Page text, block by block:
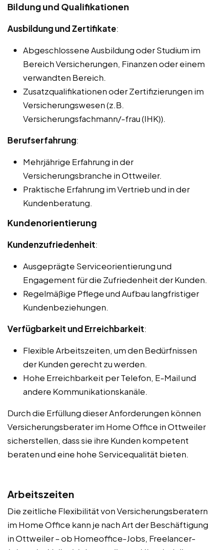
Bildung und Qualifikationen
Ausbildung und Zertifikate:
Abgeschlossene Ausbildung oder Studium im
Bereich Versicherungen, Finanzen oder einem
verwandten Bereich.
Zusatzqualifikationen oder Zertifizierungen im
Versicherungswesen (z.B.
Versicherungsfachmann/-frau (IHK)).
Berufserfahrung:
Mehrjährige Erfahrung in der
Versicherungsbranche in Ottweiler.
Praktische Erfahrung im Vertrieb und in der
Kundenberatung.
Kundenorientierung
Kundenzufriedenheit:
Ausgeprägte Serviceorientierung und
Engagement für die Zufriedenheit der Kunden.
Regelmäßige Pflege und Aufbau langfristiger
Kundenbeziehungen.
Verfügbarkeit und Erreichbarkeit:
Flexible Arbeitszeiten, um den Bedürfnissen
der Kunden gerecht zu werden.
Hohe Erreichbarkeit per Telefon, E-Mail und
andere Kommunikationskanäle.
Durch die Erfüllung dieser Anforderungen können
Versicherungsberater im Home Office in Ottweiler
sicherstellen, dass sie ihre Kunden kompetent
beraten und eine hohe Servicequalität bieten.
Arbeitszeiten
Die zeitliche Flexibilität von Versicherungsberatern
im Home Office kann je nach Art der Beschäftigung
in Ottweiler – ob Homeoffice-Jobs, Freelancer-